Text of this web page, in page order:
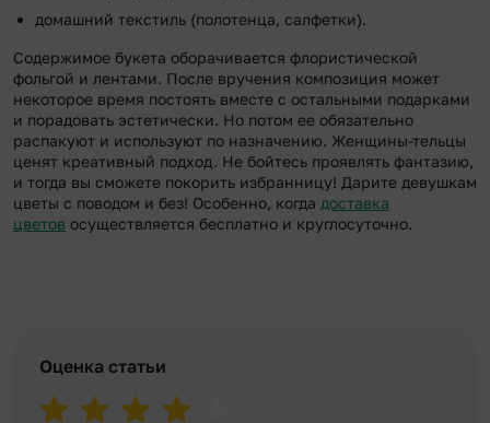
домашний текстиль (полотенца, салфетки).
Содержимое букета оборачивается флористической
фольгой и лентами. После вручения композиция может
некоторое время постоять вместе с остальными подарками
и порадовать эстетически. Но потом ее обязательно
распакуют и используют по назначению. Женщины-тельцы
ценят креативный подход. Не бойтесь проявлять фантазию,
и тогда вы сможете покорить избранницу! Дарите девушкам
цветы с поводом и без! Особенно, когда доставка
цветов осуществляется бесплатно и круглосуточно.
Оценка статьи